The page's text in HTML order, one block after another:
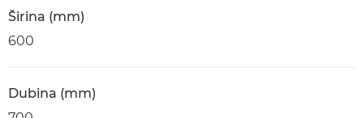
Širina (mm)
600
Dubina (mm)